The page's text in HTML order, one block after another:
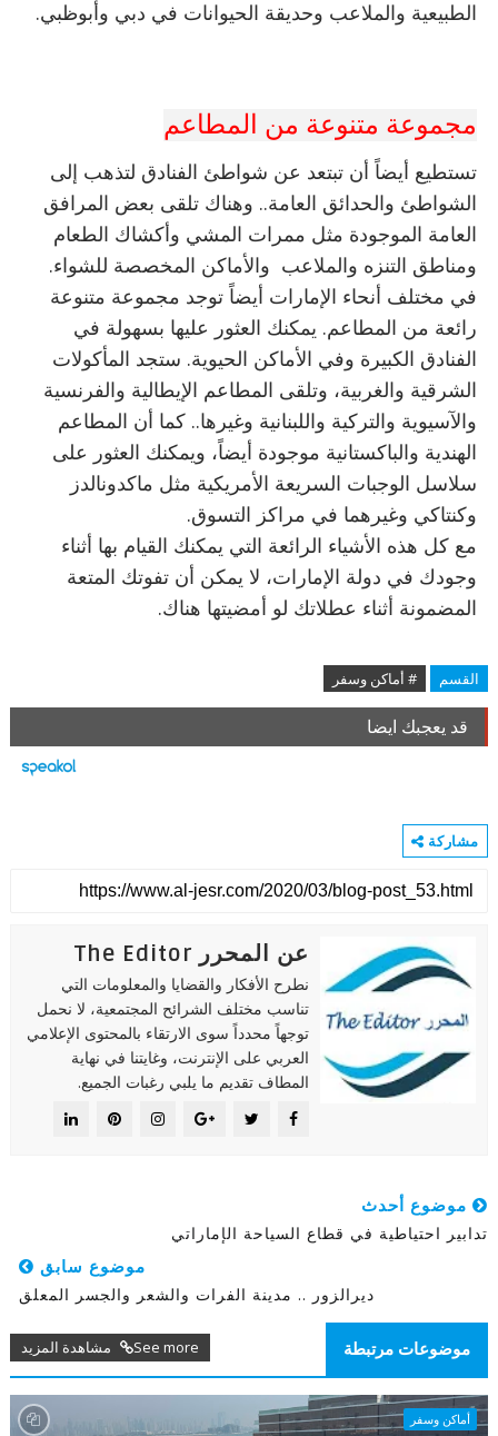
الطبيعية والملاعب وحديقة الحيوانات في دبي وأبوظبي.
مجموعة متنوعة من المطاعم
تستطيع أيضاً أن تبتعد عن شواطئ الفنادق لتذهب إلى
الشواطئ والحدائق العامة.. وهناك تلقى بعض المرافق
العامة الموجودة مثل ممرات المشي وأكشاك الطعام
ومناطق التنزه والملاعب والأماكن المخصصة للشواء.
في مختلف أنحاء الإمارات أيضاً توجد مجموعة متنوعة
رائعة من المطاعم. يمكنك العثور عليها بسهولة في
الفنادق الكبيرة وفي الأماكن الحيوية. ستجد المأكولات
الشرقية والغربية، وتلقى المطاعم الإيطالية والفرنسية
والآسيوية والتركية واللبنانية وغيرها.. كما أن المطاعم
الهندية والباكستانية موجودة أيضاً، ويمكنك العثور على
سلاسل الوجبات السريعة الأمريكية مثل ماكدونالدز
وكنتاكي وغيرهما في مراكز التسوق.
مع كل هذه الأشياء الرائعة التي يمكنك القيام بها أثناء
وجودك في دولة الإمارات، لا يمكن أن تفوتك المتعة
المضمونة أثناء عطلاتك لو أمضيتها هناك.
القسم # أماكن وسفر
قد يعجبك ايضا
مشاركة
عن المحرر The Editor
نطرح الأفكار والقضايا والمعلومات التي
تناسب مختلف الشرائح المجتمعية، لا نحمل
توجهاً محدداً سوى الارتقاء بالمحتوى الإعلامي
العربي على الإنترنت، وغايتنا في نهاية
المطاف تقديم ما يلبي رغبات الجميع.
موضوع أحدث
تدابير احتياطية في قطاع السياحة الإماراتي
موضوع سابق
ديرالزور .. مدينة الفرات والشعر والجسر المعلق
موضوعات مرتبطة See more مشاهدة المزيد
أماكن وسفر